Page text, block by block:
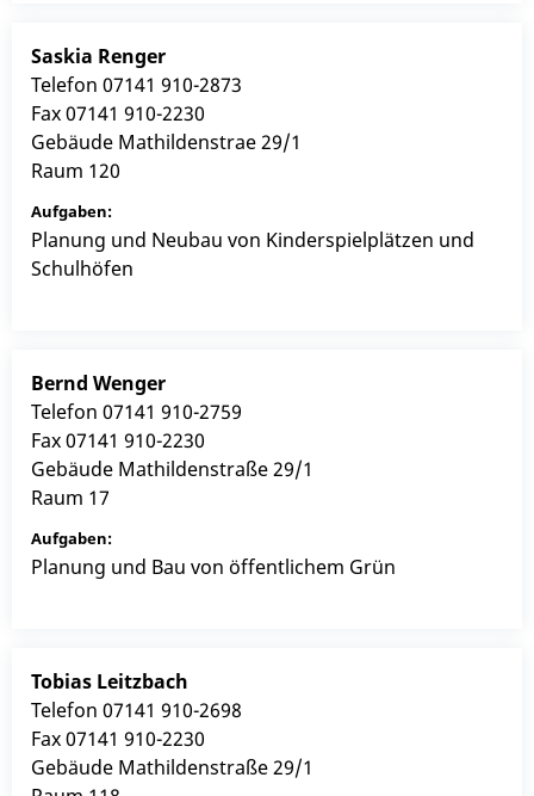
Saskia Renger
Telefon 07141 910-2873
Fax07141 910-2230
Gebäude Mathildenstrae 29/1
Raum 120
Planung und Neubau von Kinderspielplätzen und
Schulhöfen
Bernd Wenger
Telefon 07141 910-2759
Fax07141 910-2230
Gebäude Mathildenstraße 29/1
Raum 17
Planung und Bau von öffentlichem Grün
Tobias Leitzbach
Telefon 07141 910-2698
Fax07141 910-2230
Gebäude Mathildenstraße 29/1